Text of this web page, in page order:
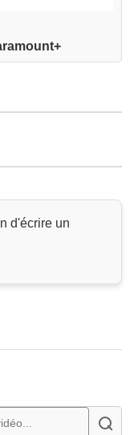
d'écrire un